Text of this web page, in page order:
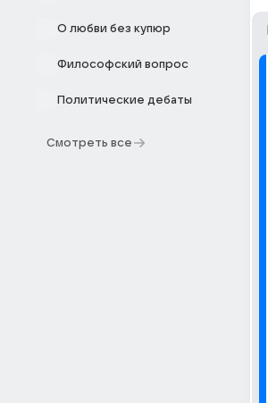
О любви без купюр
Философский вопрос
Политические дебаты
Смотреть все